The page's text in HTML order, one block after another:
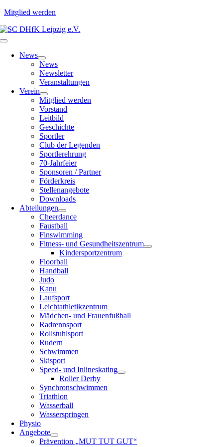
Mitglied werden
Zum
Inhalt
Toggle
NavigationNews
News
Newsletter
Veranstaltungen
Verein
Mitglied werden
Vorstand
Leitbild
Geschichte
Sportler
Club der Legenden
Sportlerehrung
70-Jahrfeier
Sponsoren / Partner
Förderkreis
Stellenangebote
Downloads
Abteilungen
Cheerdance
Faustball
Finswimming
Fitness- und Gesundheitszentrum
Kindersportzentrum
Floorball
Handball
Judo
Kanu
Laufsport
Leichtathletikzentrum
Mädchen- und Frauenfußball
Radrennsport
Rollstuhlsport
Rudern
Schwimmen
Skisport
Speed- und Inlineskating
Roller Derby
Synchronschwimmen
Triathlon
Wasserball
Wasserspringen
Physio
Angebote
Prävention „MUT TUT GUT“